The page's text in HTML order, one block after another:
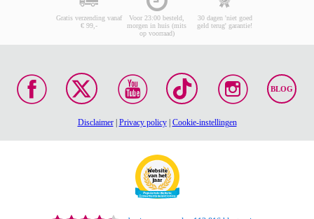
Gratis verzending vanaf
€ 99,-
Voor 23:00 besteld,
morgen in huis (mits
op voorraad)
30 dagen 'niet goed
geld terug' garantie!
BLOG
Disclaimer| Privacy policy| Cookie-instellingen